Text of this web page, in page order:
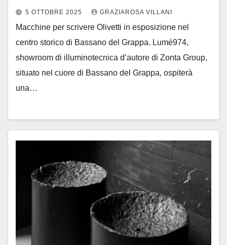
5 OTTOBRE 2025 GRAZIAROSA VILLANI
Macchine per scrivere Olivetti in esposizione nel
centro storico di Bassano del Grappa. Lumé974,
showroom di illuminotecnica d’autore di Zonta Group,
situato nel cuore di Bassano del Grappa, ospiterà
una…